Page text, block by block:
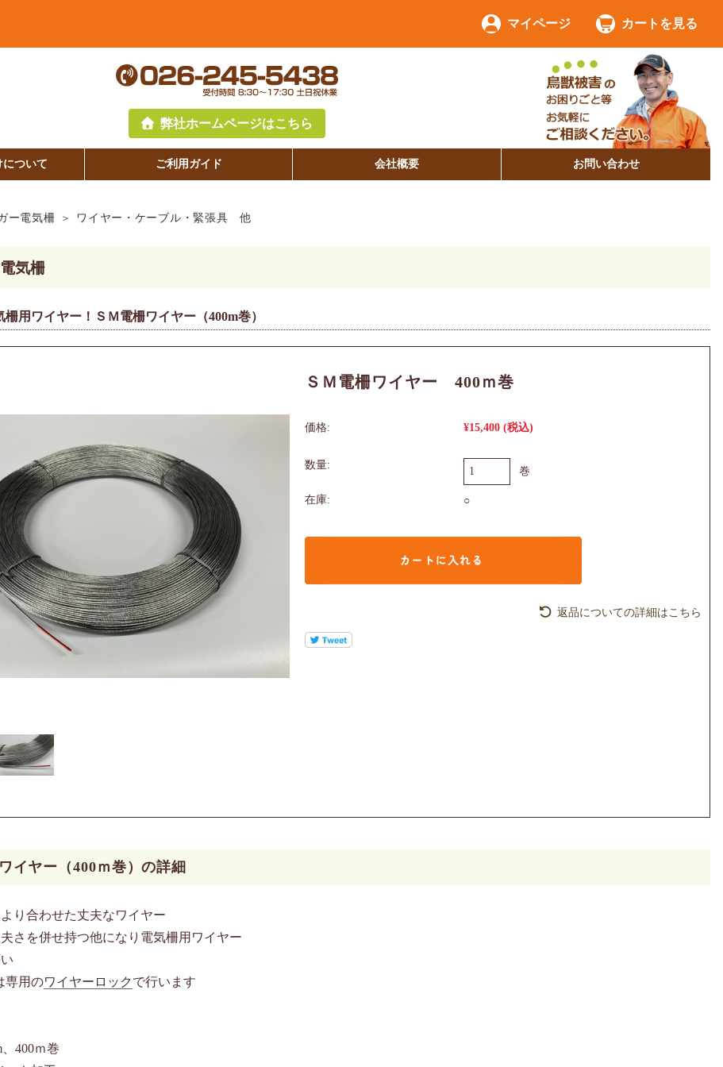
マイページ カートを見る
弊社ホームページはこちら
について ご利用ガイド 会社概要 お問い合わせ
ー電気柵 ワイヤー・ケーブル・緊張具 他
気柵
柵用ワイヤー！ＳＭ電柵ワイヤー（400m巻）
ＳＭ電柵ワイヤー 400ｍ巻
価格: ¥15,400 (税込)
数量:
巻
在庫: ○
返品についての詳細はこちら
イヤー（400ｍ巻）の詳細
り合わせた丈夫なワイヤー
さを併せ持つ他になり電気柵用ワイヤー
専用のワイヤーロック で行います
400ｍ巻